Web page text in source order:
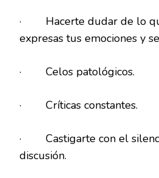
· Hacerte dudar de lo
expresas tus emociones y
· Celos patológicos.
· Críticas constantes.
· Castigarte con el
discusión.